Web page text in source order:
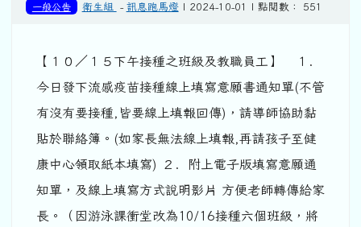
一般公告 衛生組 - 訊息跑馬燈| 2024-10-01 | 點閱數： 551
【１０／１５下午接種之班級及教職員工】 １．
今日發下流感疫苗接種線上填寫意願書通知單(不管
有沒有要接種,皆要線上填報回傳)，請導師協助黏
貼於聯絡簿。(如家長無法線上填報,再請孩子至健
康中心領取紙本填寫) ２．附上電子版填寫意願通
知單，及線上填寫方式說明影片 方便老師轉傳給家
長。（因游泳課衝堂改為10/16接種六個班級，將